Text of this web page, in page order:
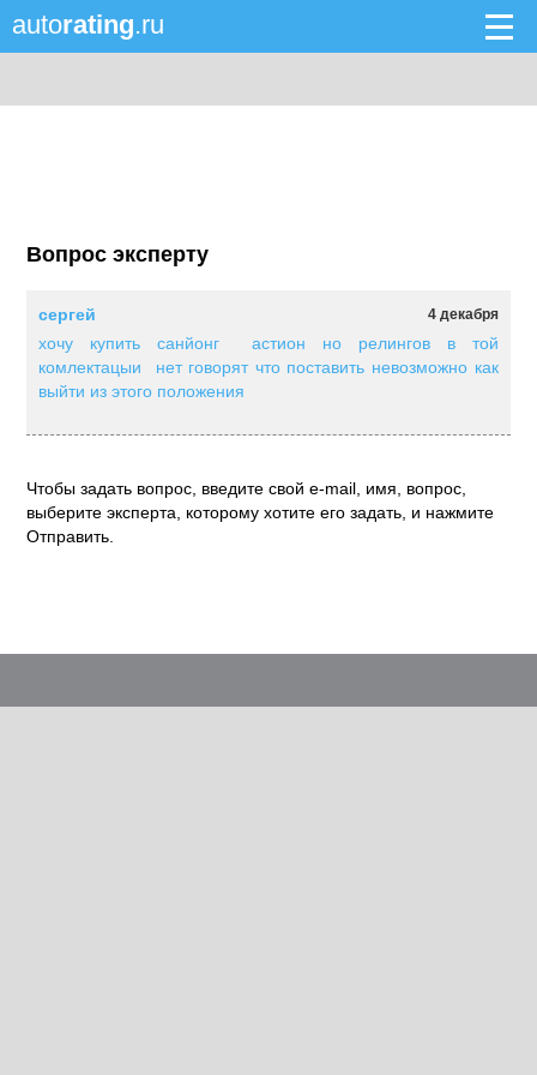
autorating.ru
Вопрос эксперту
4 декабря
сергей
хочу купить санйонг астион но релингов в той
комлектацыи нет говорят что поставить невозможно как
выйти из этого положения
Чтобы задать вопрос, введите свой e-mail, имя, вопрос,
выберите эксперта, которому хотите его задать, и нажмите
Отправить.